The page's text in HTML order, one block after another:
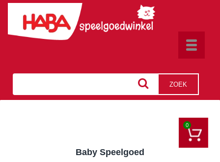
Toggle
ZOEK
0
Baby Speelgoed